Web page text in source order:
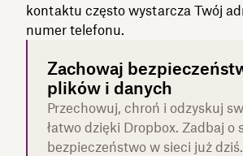
kontaktu często wystarcza Twój
numer telefonu.
Zachowaj
plików i danych
Przechowuj, chroń i odzyskuj
łatwo dzięki Dropbox. Zadbaj o
bezpieczeństwo w sieci już dziś.